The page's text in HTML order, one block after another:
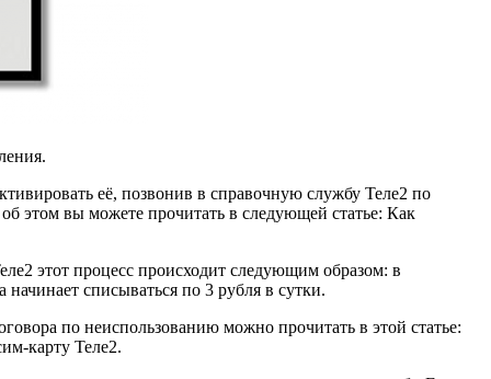
её, позвонив в справочную службу Теле2 по
этом вы можете прочитать в следующей статье: Как
этот процесс происходит следующим образом: в
начинает списываться по 3 рубля в сутки.
по неиспользованию можно прочитать в этой статье:
карту Теле2.